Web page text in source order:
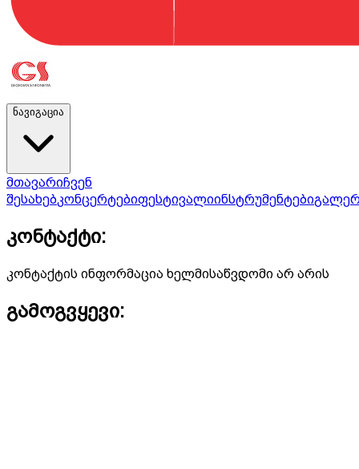
ნავიგაცია
მთავარიჩვენ
შესახებკონცერტებიფესტივალიინსტრუმენტები
კონტაქტი:
კონტაქტის ინფორმაცია ხელმისაწვდომი არ არის
გამოგვყევი: